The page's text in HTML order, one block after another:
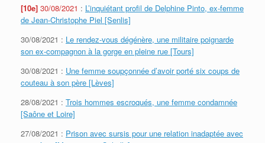
[10e] 30/08/2021 : L’inquiétant profil de Delphine Pinto, ex-femme
de Jean-Christophe Piel [Senlis]
30/08/2021 : Le rendez-vous dégénère, une militaire poignarde
son ex-compagnon à la gorge en pleine rue [Tours]
30/08/2021 : Une femme soupçonnée d’avoir porté six coups de
couteau à son père [Lèves]
28/08/2021 : Trois hommes escroqués, une femme condamnée
[Saône et Loire]
27/08/2021 : Prison avec sursis pour une relation inadaptée avec